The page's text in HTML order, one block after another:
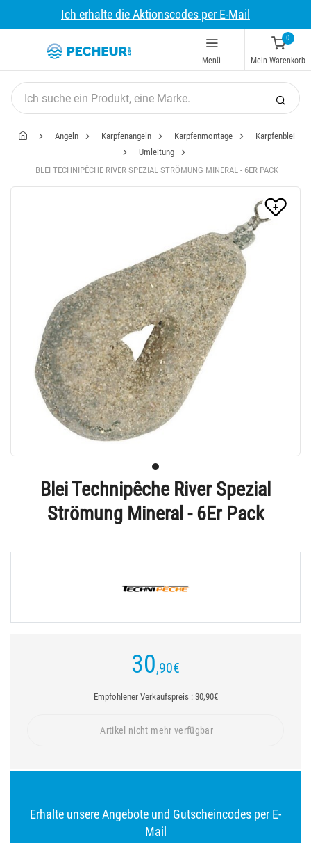
Ich erhalte die Aktionscodes per E-Mail
Menü
0
Mein Warenkorb
Angeln Karpfenangeln Karpfenmontage
Karpfenblei
Umleitung
BLEI TECHNIPÊCHE RIVER SPEZIAL STRÖMUNG MINERAL - 6ER PACK
Blei Technipêche River Spezial
Strömung Mineral - 6Er Pack
30,90€
Empfohlener Verkaufspreis : 30,90€
Artikel nicht mehr verfügbar
Erhalte unsere Angebote und Gutscheincodes per E-
Mail